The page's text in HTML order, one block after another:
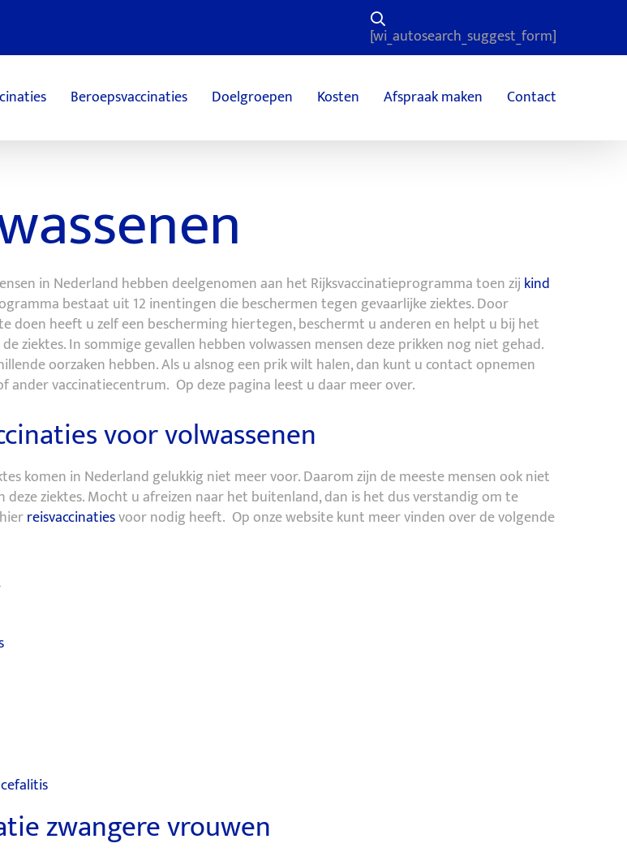
[wi_autosearch_suggest_form]
Beroepsvaccinaties Doelgroepen Kosten Afspraak maken Contact
in Nederland hebben deelgenomen aan het Rijksvaccinatieprogramma toen zij kind
bestaat uit 12 inentingen die beschermen tegen gevaarlijke ziektes. Door
doen heeft u zelf een bescherming hiertegen, beschermt u anderen en helpt u bij het
ziektes. In sommige gevallen hebben volwassen mensen deze prikken nog niet gehad.
oorzaken hebben. Als u alsnog een prik wilt halen, dan kunt u contact opnemen
ander vaccinatiecentrum. Op deze pagina leest u daar meer over.
voor volwassenen
komen in Nederland gelukkig niet meer voor. Daarom zijn de meeste mensen ook niet
deze ziektes. Mocht u afreizen naar het buitenland, dan is het dus verstandig om te
reisvaccinatiesvoor nodig heeft. Op onze website kunt meer vinden over de volgende
zwangere vrouwen